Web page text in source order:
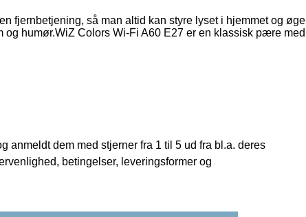
fjernbetjening, så man altid kan styre lyset i hjemmet og øge
humør.WiZ Colors Wi-Fi A60 E27 er en klassisk pære med
dem med stjerner fra 1 til 5 ud fra bl.a. deres
betingelser, leveringsformer og